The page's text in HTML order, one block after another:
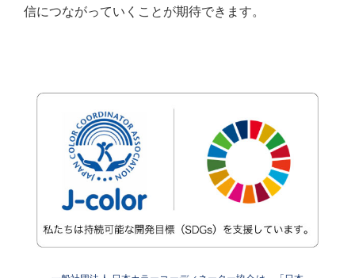
信につながっていくことが期待できます。